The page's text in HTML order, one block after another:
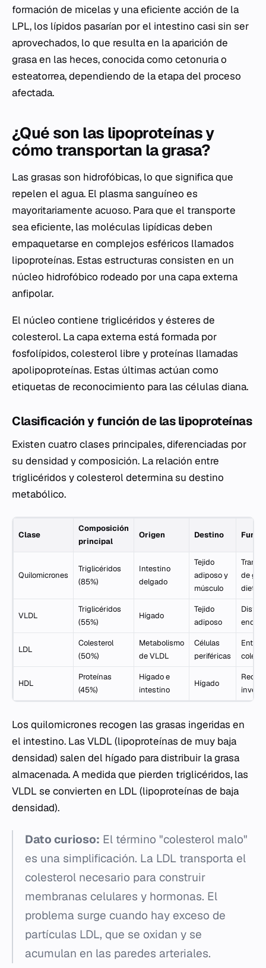
formación de micelas y una eficiente acción de la
LPL, los lípidos pasarían por el intestino casi sin ser
aprovechados, lo que resulta en la aparición de
grasa en las heces, conocida como cetonuria o
esteatorrea, dependiendo de la etapa del proceso
afectada.
¿Qué son las lipoproteínas y
cómo transportan la grasa?
Las grasas son hidrofóbicas, lo que significa que
repelen el agua. El plasma sanguíneo es
mayoritariamente acuoso. Para que el transporte
sea eficiente, las moléculas lipídicas deben
empaquetarse en complejos esféricos llamados
lipoproteínas. Estas estructuras consisten en un
núcleo hidrofóbico rodeado por una capa externa
anfipolar.
El núcleo contiene triglicéridos y ésteres de
colesterol. La capa externa está formada por
fosfolípidos, colesterol libre y proteínas llamadas
apolipoproteínas. Estas últimas actúan como
etiquetas de reconocimiento para las células diana.
Clasificación y función de las lipoproteínas
Existen cuatro clases principales, diferenciadas por
su densidad y composición. La relación entre
triglicéridos y colesterol determina su destino
metabólico.
Clase
Composición
principal
Origen Destino
Quilomicrones
Triglicéridos
(85%)
Intestino
delgado
Tejido
adiposo y
músculo
de
VLDL
Triglicéridos
(55%)
Hígado
Tejido
adiposo
LDL
Colesterol
(50%)
Metabolismo
de VLDL
Células
periféricas
HDL
Proteínas
(45%)
Hígado e
intestino
Hígado
inversa
Los quilomicrones recogen las grasas ingeridas en
el intestino. Las VLDL (lipoproteínas de muy baja
densidad) salen del hígado para distribuir la grasa
almacenada. A medida que pierden triglicéridos, las
VLDL se convierten en LDL (lipoproteínas de baja
densidad).
Dato curioso: El término "colesterol malo"
es una simplificación. La LDL transporta el
colesterol necesario para construir
membranas celulares y hormonas. El
problema surge cuando hay exceso de
partículas LDL, que se oxidan y se
acumulan en las paredes arteriales.